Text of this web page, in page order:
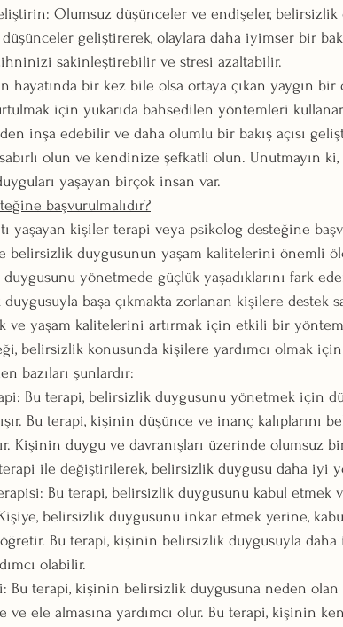
: Olumsuz düşünceler ve endişeler, belirsizlik
geliştirerek, olaylara daha iyimser bir
sakinleştirebilir ve stresi azaltabilir.
hayatında bir kez bile olsa ortaya çıkan yaygın bir
için yukarıda bahsedilen yöntemleri
inşa edebilir ve daha olumlu bir bakış açısı
olun ve kendinize şefkatli olun. Unutmayın
yaşayan birçok insan var.
başvurulmalıdır?
yaşayan kişiler terapi veya psikolog desteğine
belirsizlik duygusunun yaşam kalitelerini önemli
duygusunu yönetmede güçlük yaşadıklarını fark
başa çıkmakta zorlanan kişilere destek
ve yaşam kalitelerini artırmak için etkili bir
belirsizlik konusunda kişilere yardımcı olmak
bazıları şunlardır:
Bu terapi, belirsizlik duygusunu yönetmek için
Bu terapi, kişinin düşünce ve inanç kalıplarını
Kişinin duygu ve davranışları üzerinde olumsuz
terapi ile değiştirilerek, belirsizlik duygusu daha iyi
Bu terapi, belirsizlik duygusunu kabul etmek
belirsizlik duygusunu inkar etmek yerine,
öğretir. Bu terapi, kişinin belirsizlik duygusuyla daha
olabilir.
Bu terapi, kişinin belirsizlik duygusuna neden olan
ve ele almasına yardımcı olur. Bu terapi, kişinin